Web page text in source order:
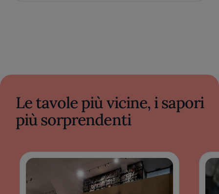
Le tavole più vicine, i sapori
più sorprendenti